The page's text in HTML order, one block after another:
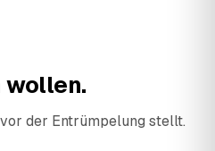
wollen.
der Entrümpelung stellt.